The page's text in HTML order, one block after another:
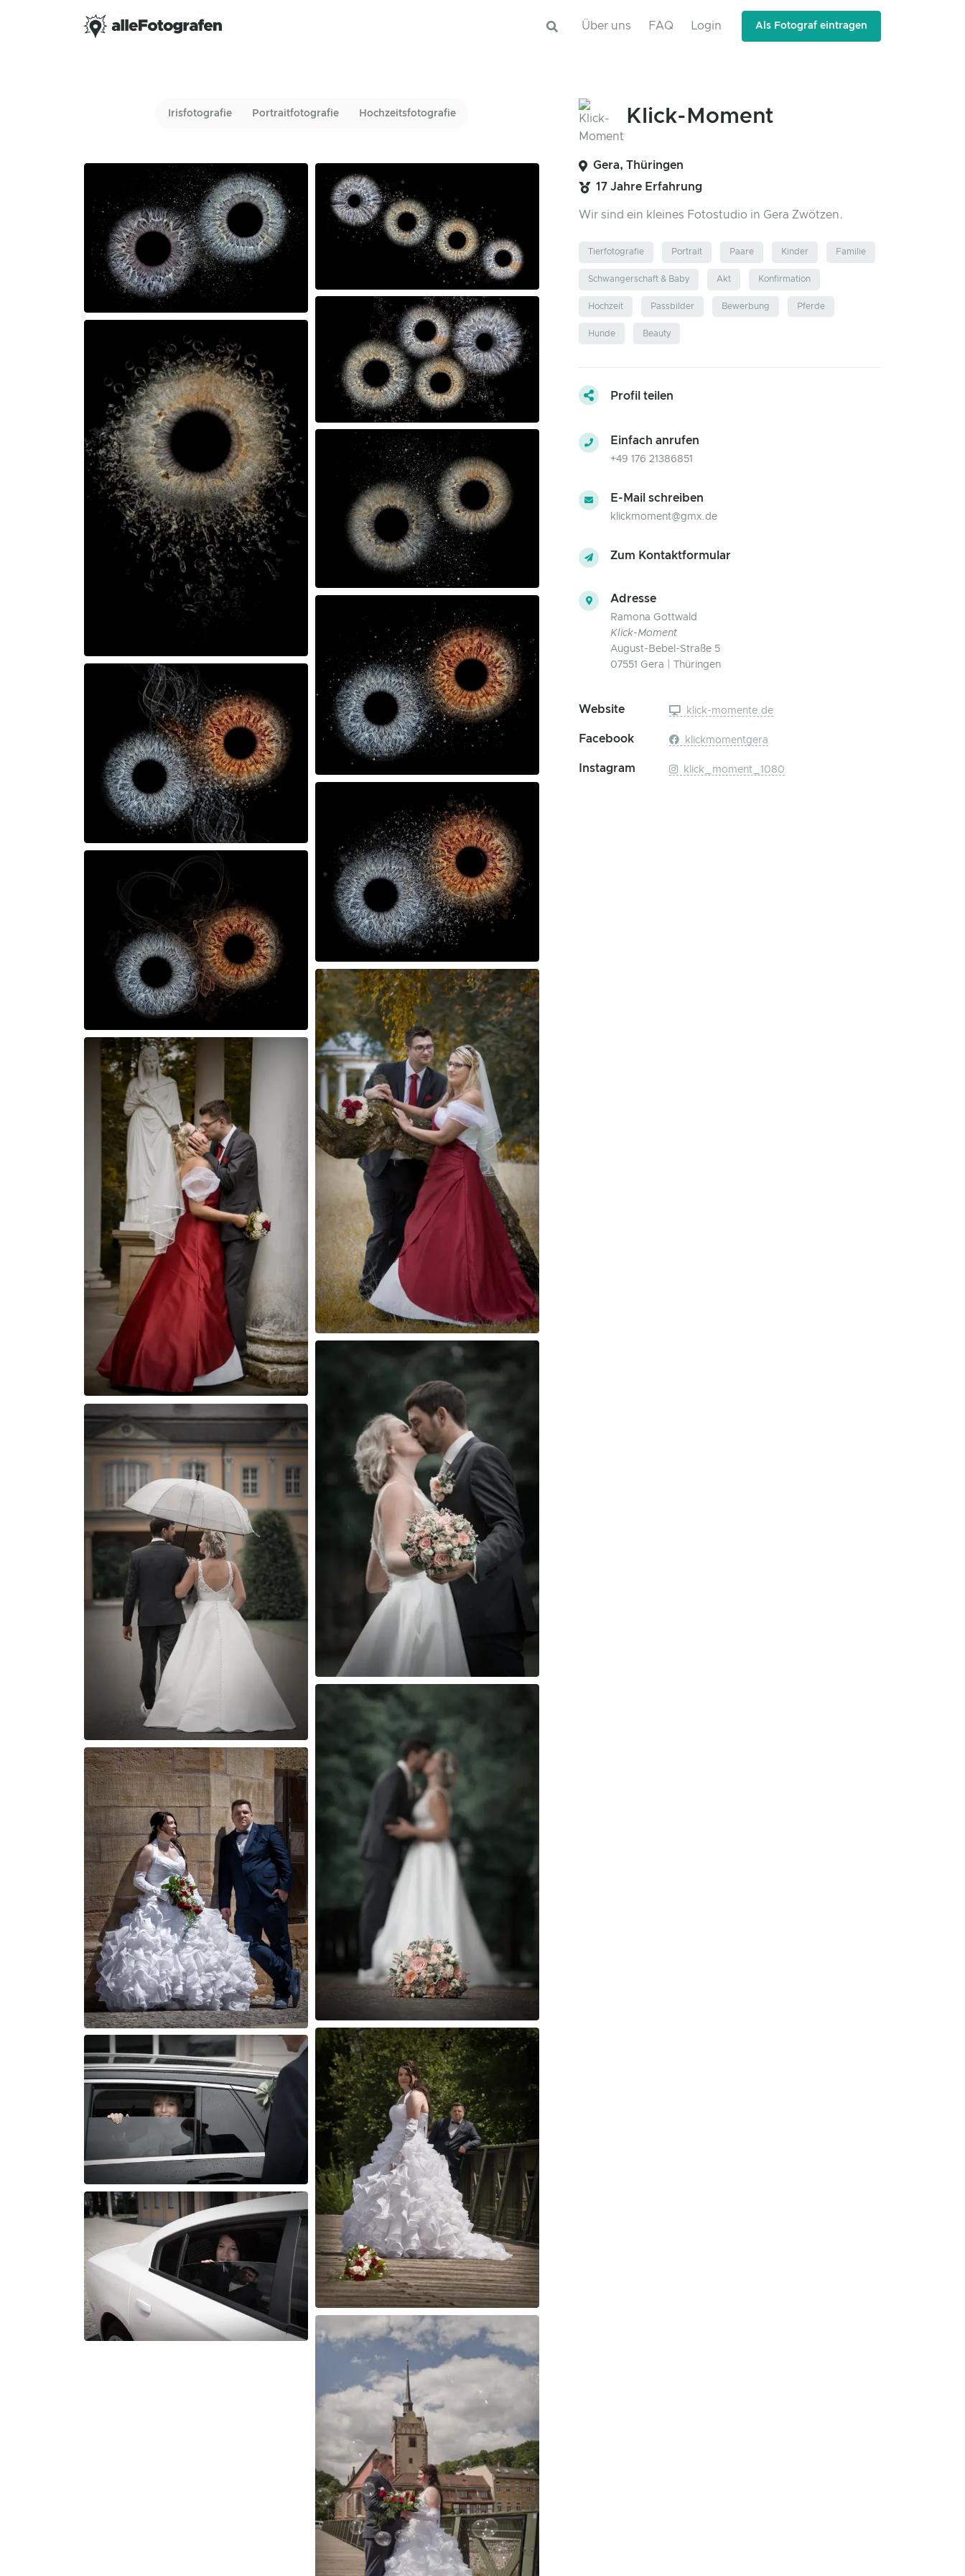
Über uns FAQ Login Als Fotograf eintragen
Irisfotografie Portraitfotografie Hochzeitsfotografie Klick-Moment
Gera, Thüringen
17 Jahre Erfahrung
Wir sind ein kleines Fotostudio in Gera Zwötzen.
Tierfotografie Portrait Paare Kinder Familie
Schwangerschaft & Baby Akt Konfirmation
Hochzeit Passbilder Bewerbung Pferde
Hunde Beauty
Profil teilen
Einfach anrufen
+49 176 21386851
E-Mail schreiben
klickmoment@gmx.de
Zum Kontaktformular
Adresse
Ramona Gottwald
Klick-Moment
August-Bebel-Straße 5
07551 Gera | Thüringen
Website klick-momente.de
Facebook klickmomentgera
Instagram klick_moment_1080